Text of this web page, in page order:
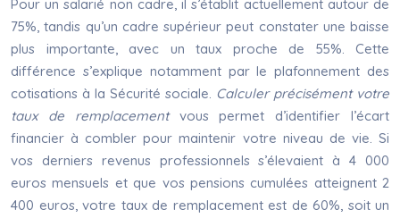
Pour un salarié non cadre, il s’établit actuellement autour de
75%, tandis qu’un cadre supérieur peut constater une baisse
plus importante, avec un taux proche de 55%. Cette
différence s’explique notamment par le plafonnement des
cotisations à la Sécurité sociale. Calculer précisément votre
taux de remplacementvous permet d’identifier l’écart
financier à combler pour maintenir votre niveau de vie. Si
vos derniers revenus professionnels s’élevaient à 4 000
euros mensuels et que vos pensions cumulées atteignent 2
400 euros, votre taux de remplacement est de 60%, soit un